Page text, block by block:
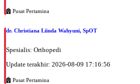
Pusat Pertamina
dr. Christiana Liinda Wahyuni, SpOT
Spesialis: Orthopedi
Update terakhir: 2026-08-09 17:16:56
Pusat Pertamina